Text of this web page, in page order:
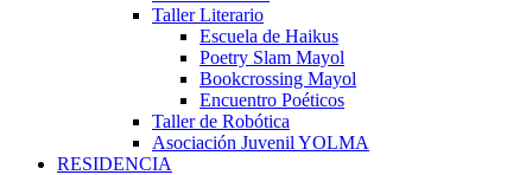
Taller Literario
Escuela de Haikus
Poetry Slam Mayol
Bookcrossing Mayol
Encuentro Poéticos
Taller de Robótica
Asociación Juvenil YOLMA
RESIDENCIA